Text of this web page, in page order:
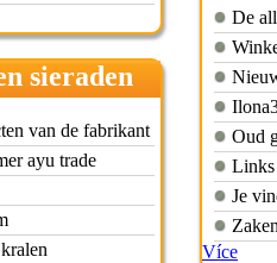
sieraden
van de fabrikant
ayu trade
De
Oud
Links
Je
Více